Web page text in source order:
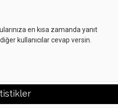
en kısa zamanda yanıt
kullanıcılar cevap versin.